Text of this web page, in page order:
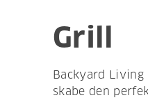
Grill
Backyard
skabe den